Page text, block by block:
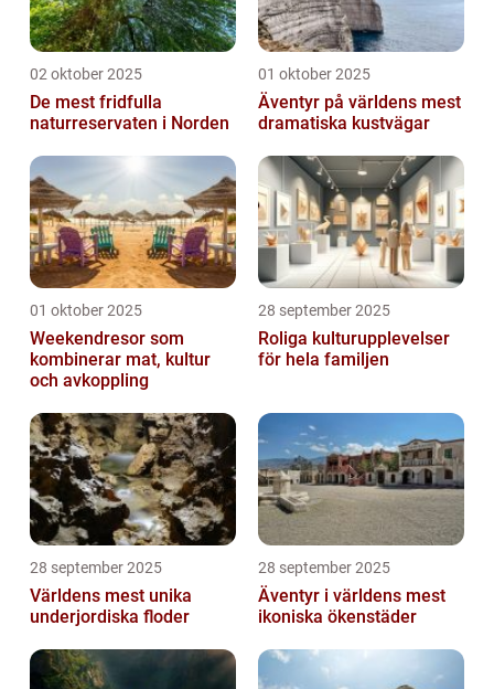
02 oktober 2025
De mest fridfulla
naturreservaten i Norden
01 oktober 2025
Äventyr på världens mest
dramatiska kustvägar
01 oktober 2025
Weekendresor som
kombinerar mat, kultur
och avkoppling
28 september 2025
Roliga kulturupplevelser
för hela familjen
28 september 2025
Världens mest unika
underjordiska floder
28 september 2025
Äventyr i världens mest
ikoniska ökenstäder